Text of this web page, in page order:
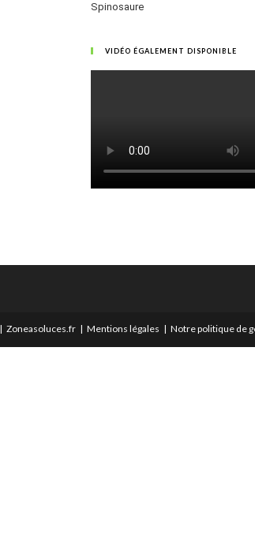
Spinosaure
VIDÉO ÉGALEMENT DISPONIBLE
Zoneasoluces.fr Mentions légales Notre politique de